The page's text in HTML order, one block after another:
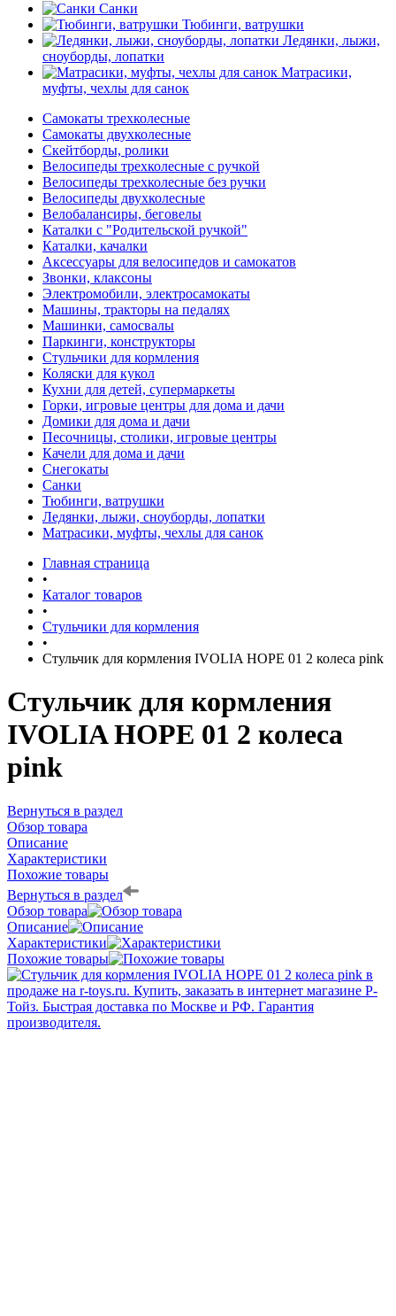
Санки
Тюбинги, ватрушки
Ледянки, лыжи,
сноуборды, лопатки
Матрасики,
муфты, чехлы для санок
Самокаты трехколесные
Самокаты двухколесные
Скейтборды, ролики
Велосипеды трехколесные с ручкой
Велосипеды трехколесные без ручки
Велосипеды двухколесные
Велобалансиры, беговелы
Каталки с "Родительской ручкой"
Каталки, качалки
Аксессуары для велосипедов и самокатов
Звонки, клаксоны
Электромобили, электросамокаты
Машины, тракторы на педалях
Машинки, самосвалы
Паркинги, конструкторы
Стульчики для кормления
Коляски для кукол
Кухни для детей, супермаркеты
Горки, игровые центры для дома и дачи
Домики для дома и дачи
Песочницы, столики, игровые центры
Качели для дома и дачи
Снегокаты
Санки
Тюбинги, ватрушки
Ледянки, лыжи, сноуборды, лопатки
Матрасики, муфты, чехлы для санок
Главная страница
•
Каталог товаров
•
Стульчики для кормления
•
Стульчик для кормления IVOLIA HOPE 01 2 колеса pink
Стульчик для кормления
IVOLIA HOPE 01 2 колеса
pink
Вернуться в раздел
Обзор товара
Описание
Характеристики
Похожие товары
Вернуться в раздел
Обзор товара
Описание
Характеристики
Похожие товары